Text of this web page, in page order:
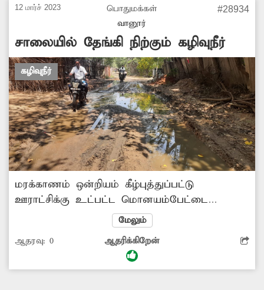
எடுக்க வேண்டும்.
12 மார்ச் 2023
பொதுமக்கள்
வானூர்
#28934
சாலையில் தேங்கி நிற்கும் கழிவுநீர்
கழிவுநீர்
மரக்காணம் ஒன்றியம் கீழ்புத்துப்பட்டு
ஊராட்சிக்கு உட்பட்ட மொனயம்பேட்டை
கிராமத்தில் சாலையில் கழிவுநீர் தேங்கி சேறும்,
சகதியுமாக காட்சியளிப்பதோடு, கடும்
துர்நாற்றமும் வீசுகிறது. இதனால் சுகாதார
சீர்கேடு ஏற்படுவதால், பொதுமக்களுக்கு தொற்று
மேலும்
ஆதரவு: 0 ஆதரிக்கிறேன்